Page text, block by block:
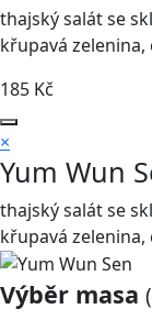
thajský salát se
křupavá
185 Kč
×
Yum Wun
thajský salát se
křupavá
Výběr masa